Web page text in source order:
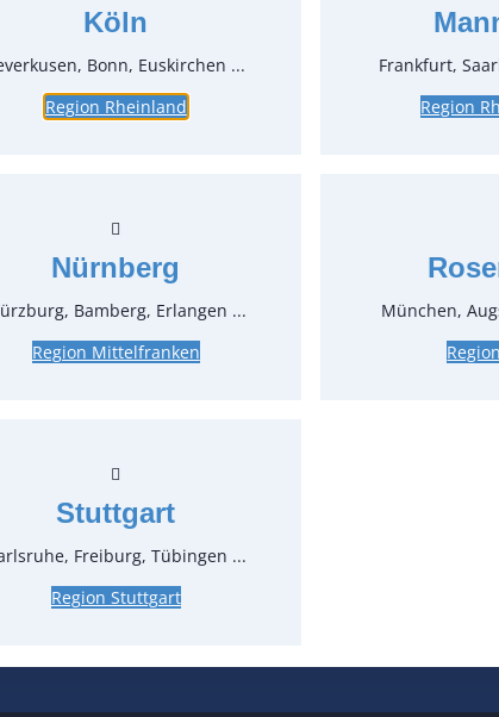
Kontakt Öffnungszeiten
Köln
Bonn, Euskirchen ...
Region Rheinland
Frankfurt,
Region
Nürnberg
Bamberg, Erlangen ...
Region Mittelfranken
München,
Stuttgart
Freiburg, Tübingen ...
Region Stuttgart